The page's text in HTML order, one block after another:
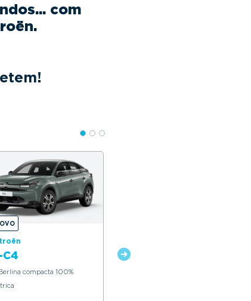
com
C4
compacta 100%
Grand C4